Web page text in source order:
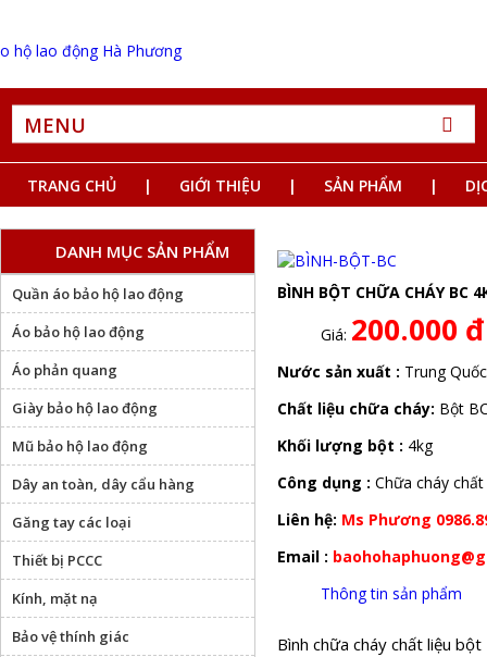
MENU
TRANG CHỦ GIỚI THIỆU SẢN PHẨM
BÌNH BỘT CHỮA CHÁY BC
Giá: 200.000 đ
Nước sản xuất : Trung Quốc
Chất liệu chữa cháy: Bột
Khối lượng bột : 4kg
Công dụng : Chữa cháy
Liên hệ: Ms Phương
Email :
Thông tin sản phẩm
Bình chữa cháy chất liệu
DANH MỤC SẢN PHẨM
Quần áo bảo hộ lao động
Áo bảo hộ lao động
Áo phản quang
Giày bảo hộ lao động
Mũ bảo hộ lao động
Dây an toàn, dây cẩu hàng
Găng tay các loại
Thiết bị PCCC
Kính, mặt nạ
Bảo vệ thính giác